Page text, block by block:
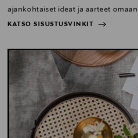
ajankohtaiset ideat ja aarteet
KATSO SISUSTUSVINKIT
KATSO SISUSTUSVINKIT